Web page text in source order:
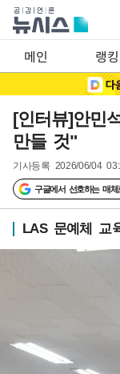
메인 랭킹
[인터뷰]안민
만들 것"
기사등록 2026/06/04
구글에서 선호하는 매체
LAS 문예체 교